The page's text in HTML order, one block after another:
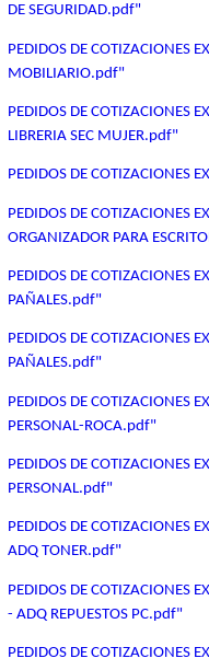
DE SEGURIDAD.pdf"
PEDIDOS DE COTIZACIONES
MOBILIARIO.pdf"
PEDIDOS DE COTIZACIONES
LIBRERIA SEC MUJER.pdf"
PEDIDOS DE
PEDIDOS DE COTIZACIONES
ORGANIZADOR PARA
PEDIDOS DE COTIZACIONES
PAÑALES.pdf"
PEDIDOS DE COTIZACIONES
PAÑALES.pdf"
PEDIDOS DE COTIZACIONES
PERSONAL-ROCA.pdf"
PEDIDOS DE COTIZACIONES
PERSONAL.pdf"
PEDIDOS DE COTIZACIONES
ADQ TONER.pdf"
PEDIDOS DE COTIZACIONES
- ADQ REPUESTOS PC.pdf"
PEDIDOS DE COTIZACIONES